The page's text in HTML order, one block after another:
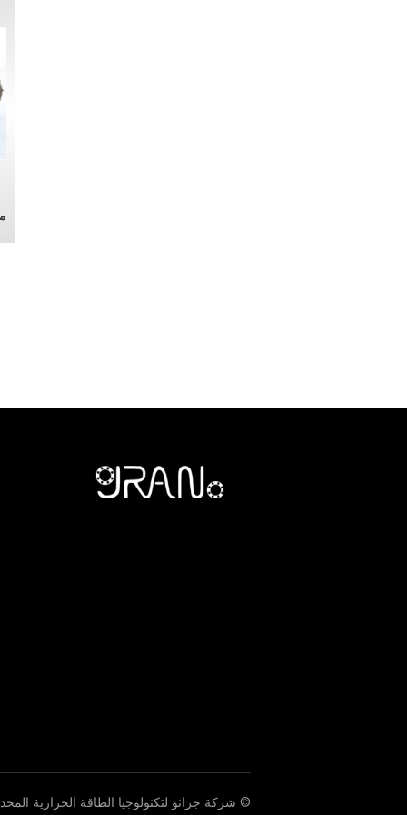
© شركة جرانو لتكنولوجيا الطاقة الحرارية